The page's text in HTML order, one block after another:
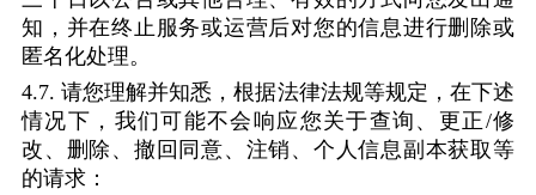
知，并在终止服务或运营后对您的信息进行删除或
匿名化处理。
4.7.请您理解并知悉，根据法律法规等规定，在下述
情况下，我们可能不会响应您关于查询、更正/修
改、删除、撤回同意、注销、个人信息副本获取等
的请求：